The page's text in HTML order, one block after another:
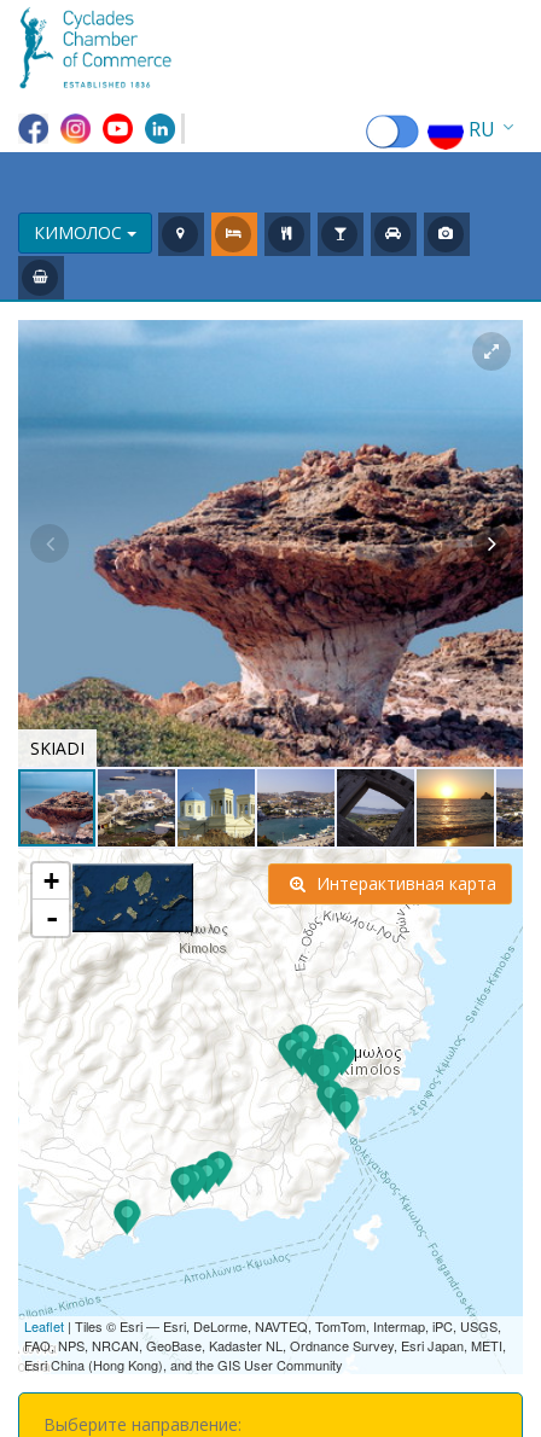
RU
DE
IT
ES
CN
КИМОЛОС
SKIADI
+
-
Leaflet | Tiles © Esri — Esri, DeLorme, NAVTEQ, TomTom, Intermap, iPC, USGS,
FAO, NPS, NRCAN, GeoBase, Kadaster NL, Ordnance Survey, Esri Japan, METI,
Esri China (Hong Kong), and the GIS User Community
Интерактивная карта
Выберите направление: